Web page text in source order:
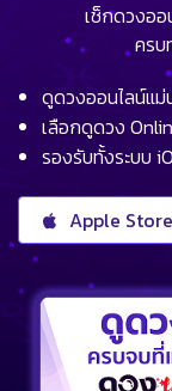
เช็กดวงอ
คร
ดูดวงออนไลน์แ
เลือกดูดวง
รองรับทั้งระบบ
Apple